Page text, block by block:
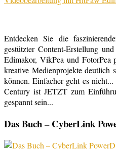
Entdecken Sie die
gestützter Content-Erstellung
Edimakor, VikPea und FotorPea
kreative Medienprojekte deutlich
können. Einfacher geht es
Century ist JETZT zum
gespannt sein...
Das Buch – CyberLink